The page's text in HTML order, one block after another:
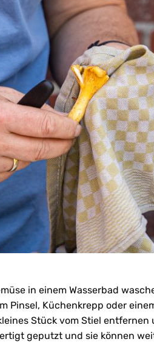
in einem Wasserbad
Pinsel, Küchenkrepp oder
Stück vom Stiel
geputzt und sie können